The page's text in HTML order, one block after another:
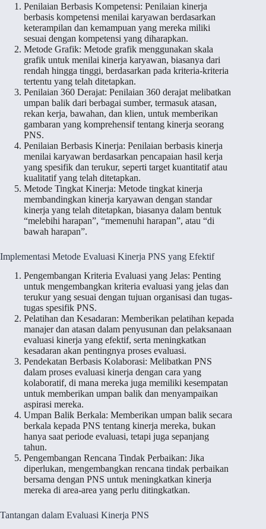
Penilaian Berbasis Kompetensi: Penilaian kinerja
berbasis kompetensi menilai karyawan berdasarkan
keterampilan dan kemampuan yang mereka miliki
sesuai dengan kompetensi yang diharapkan.
Metode Grafik: Metode grafik menggunakan skala
grafik untuk menilai kinerja karyawan, biasanya dari
rendah hingga tinggi, berdasarkan pada kriteria-kriteria
tertentu yang telah ditetapkan.
Penilaian 360 Derajat: Penilaian 360 derajat melibatkan
umpan balik dari berbagai sumber, termasuk atasan,
rekan kerja, bawahan, dan klien, untuk memberikan
gambaran yang komprehensif tentang kinerja seorang
PNS.
Penilaian Berbasis Kinerja: Penilaian berbasis kinerja
menilai karyawan berdasarkan pencapaian hasil kerja
yang spesifik dan terukur, seperti target kuantitatif atau
kualitatif yang telah ditetapkan.
Metode Tingkat Kinerja: Metode tingkat kinerja
membandingkan kinerja karyawan dengan standar
kinerja yang telah ditetapkan, biasanya dalam bentuk
“melebihi harapan”, “memenuhi harapan”, atau “di
bawah harapan”.
Implementasi Metode Evaluasi Kinerja PNS yang Efektif
Pengembangan Kriteria Evaluasi yang Jelas: Penting
untuk mengembangkan kriteria evaluasi yang jelas dan
terukur yang sesuai dengan tujuan organisasi dan tugas-
tugas spesifik PNS.
Pelatihan dan Kesadaran: Memberikan pelatihan kepada
manajer dan atasan dalam penyusunan dan pelaksanaan
evaluasi kinerja yang efektif, serta meningkatkan
kesadaran akan pentingnya proses evaluasi.
Pendekatan Berbasis Kolaborasi: Melibatkan PNS
dalam proses evaluasi kinerja dengan cara yang
kolaboratif, di mana mereka juga memiliki kesempatan
untuk memberikan umpan balik dan menyampaikan
aspirasi mereka.
Umpan Balik Berkala: Memberikan umpan balik secara
berkala kepada PNS tentang kinerja mereka, bukan
hanya saat periode evaluasi, tetapi juga sepanjang
tahun.
Pengembangan Rencana Tindak Perbaikan: Jika
diperlukan, mengembangkan rencana tindak perbaikan
bersama dengan PNS untuk meningkatkan kinerja
mereka di area-area yang perlu ditingkatkan.
Tantangan dalam Evaluasi Kinerja PNS